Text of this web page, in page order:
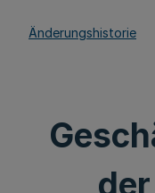
Änderungshistorie